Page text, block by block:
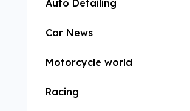
Auto Detailing
Car News
Motorcycle world
Racing